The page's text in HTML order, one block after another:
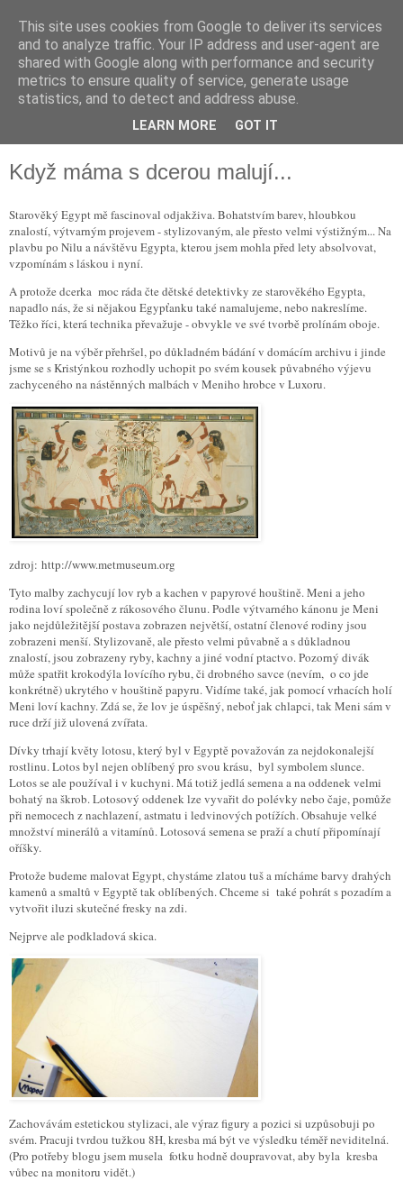
Když máma s dcerou malují...
Starověký Egypt mě fascinoval odjakživa. Bohatstvím barev, hloubkou
znalostí, výtvarným projevem - stylizovaným, ale přesto velmi výstižným... Na
plavbu po Nilu a návštěvu Egypta, kterou jsem mohla před lety absolvovat,
vzpomínám s láskou i nyní.
A protože dcerka moc ráda čte dětské detektivky ze starověkého Egypta,
napadlo nás, že si nějakou Egypťanku také namalujeme, nebo nakreslíme.
Těžko říci, která technika převažuje - obvykle ve své tvorbě prolínám oboje.
Motivů je na výběr přehršel, po důkladném bádání v domácím archivu i jinde
jsme se s Kristýnkou rozhodly uchopit po svém kousek půvabného výjevu
zachyceného na nástěnných malbách v Meniho hrobce v Luxoru.
zdroj: http://www.metmuseum.org
Tyto malby zachycují lov ryb a kachen v papyrové houštině. Meni a jeho
rodina loví společně z rákosového člunu. Podle výtvarného kánonu je Meni
jako nejdůležitější postava zobrazen největší, ostatní členové rodiny jsou
zobrazeni menší. Stylizovaně, ale přesto velmi půvabně a s důkladnou
znalostí, jsou zobrazeny ryby, kachny a jiné vodní ptactvo. Pozorný divák
může spatřit krokodýla lovícího rybu, či drobného savce (nevím, o co jde
konkrétně) ukrytého v houštině papyru. Vidíme také, jak pomocí vrhacích holí
Meni loví kachny. Zdá se, že lov je úspěšný, neboť jak chlapci, tak Meni sám v
ruce drží již ulovená zvířata.
Dívky trhají květy lotosu, který byl v Egyptě považován za nejdokonalejší
rostlinu. Lotos byl nejen oblíbený pro svou krásu, byl symbolem slunce.
Lotos se ale používal i v kuchyni. Má totiž jedlá semena a na oddenek velmi
bohatý na škrob. Lotosový oddenek lze vyvařit do polévky nebo čaje, pomůže
při nemocech z nachlazení, astmatu i ledvinových potížích. Obsahuje velké
množství minerálů a vitamínů. Lotosová semena se praží a chutí připomínají
oříšky.
Protože budeme malovat Egypt, chystáme zlatou tuš a mícháme barvy drahých
kamenů a smaltů v Egyptě tak oblíbených. Chceme si také pohrát s pozadím a
vytvořit iluzi skutečné fresky na zdi.
Nejprve ale podkladová skica.
Zachovávám estetickou stylizaci, ale výraz figury a pozici si uzpůsobuji po
svém. Pracuji tvrdou tužkou 8H, kresba má být ve výsledku téměř neviditelná.
(Pro potřeby blogu jsem musela fotku hodně doupravovat, aby byla kresba
vůbec na monitoru vidět.)
This site uses cookies from Google to deliver its services
and to analyze traffic. Your IP address and user-agent are
shared with Google along with performance and security
metrics to ensure quality of service, generate usage
statistics, and to detect and address abuse.
LEARN MORE GOT IT